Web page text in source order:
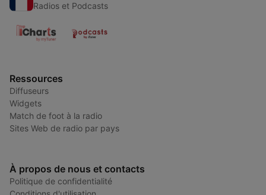
Radios et Podcasts
Ressources
Diffuseurs
Widgets
Match de foot à la radio
Sites Web de radio par pays
À propos de nous et contacts
Politique de confidentialité